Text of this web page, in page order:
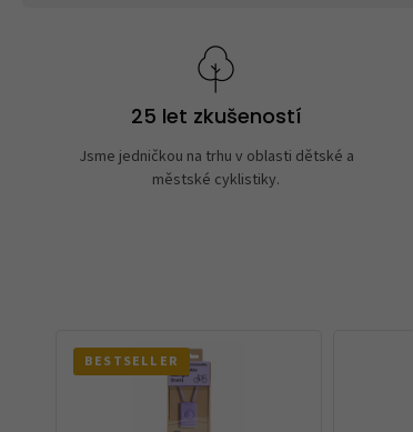
25 let zkušeností
Jsme jedničkou na trhu v oblasti dětské a
městské cyklistiky.
BESTSELLER